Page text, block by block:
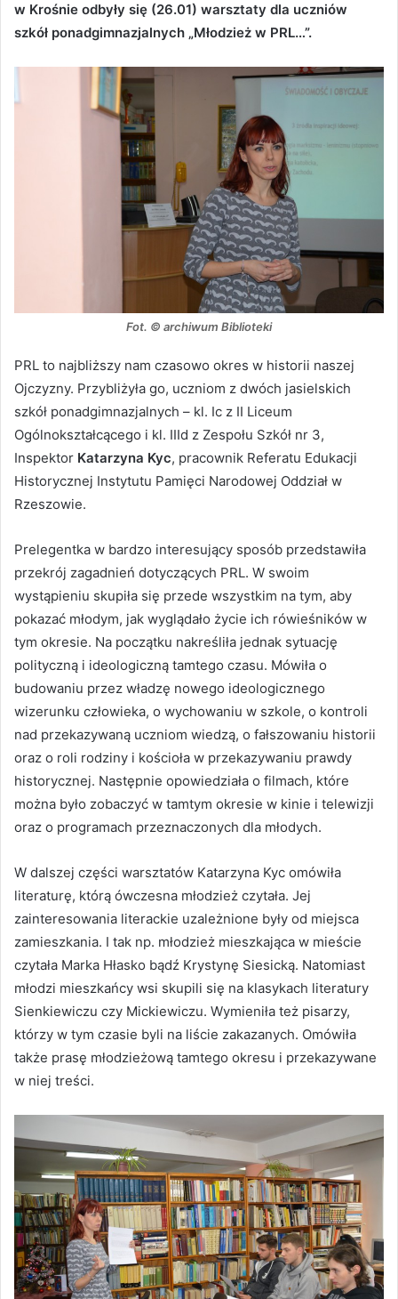
w Krośnie odbyły się (26.01) warsztaty dla uczniów
szkół ponadgimnazjalnych „Młodzież w PRL…”.
Fot. © archiwum Biblioteki
PRL to najbliższy nam czasowo okres w historii naszej
Ojczyzny. Przybliżyła go, uczniom z dwóch jasielskich
szkół ponadgimnazjalnych – kl. Ic z II Liceum
Ogólnokształcącego i kl. IIId z Zespołu Szkół nr 3,
Inspektor Katarzyna Kyc, pracownik Referatu Edukacji
Historycznej Instytutu Pamięci Narodowej Oddział w
Rzeszowie.
Prelegentka w bardzo interesujący sposób przedstawiła
przekrój zagadnień dotyczących PRL. W swoim
wystąpieniu skupiła się przede wszystkim na tym, aby
pokazać młodym, jak wyglądało życie ich rówieśników w
tym okresie. Na początku nakreśliła jednak sytuację
polityczną i ideologiczną tamtego czasu. Mówiła o
budowaniu przez władzę nowego ideologicznego
wizerunku człowieka, o wychowaniu w szkole, o kontroli
nad przekazywaną uczniom wiedzą, o fałszowaniu historii
oraz o roli rodziny i kościoła w przekazywaniu prawdy
historycznej. Następnie opowiedziała o filmach, które
można było zobaczyć w tamtym okresie w kinie i telewizji
oraz o programach przeznaczonych dla młodych.
W dalszej części warsztatów Katarzyna Kyc omówiła
literaturę, którą ówczesna młodzież czytała. Jej
zainteresowania literackie uzależnione były od miejsca
zamieszkania. I tak np. młodzież mieszkająca w mieście
czytała Marka Hłasko bądź Krystynę Siesicką. Natomiast
młodzi mieszkańcy wsi skupili się na klasykach literatury
Sienkiewiczu czy Mickiewiczu. Wymieniła też pisarzy,
którzy w tym czasie byli na liście zakazanych. Omówiła
także prasę młodzieżową tamtego okresu i przekazywane
w niej treści.